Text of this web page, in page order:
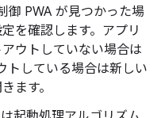
御 PWA が見つかった場
を確認します。アプリ
ウトしていない場合は
トしている場合は新しい
ます。